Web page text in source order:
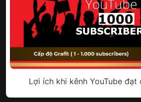
Lợi ích khi kênh YouTube